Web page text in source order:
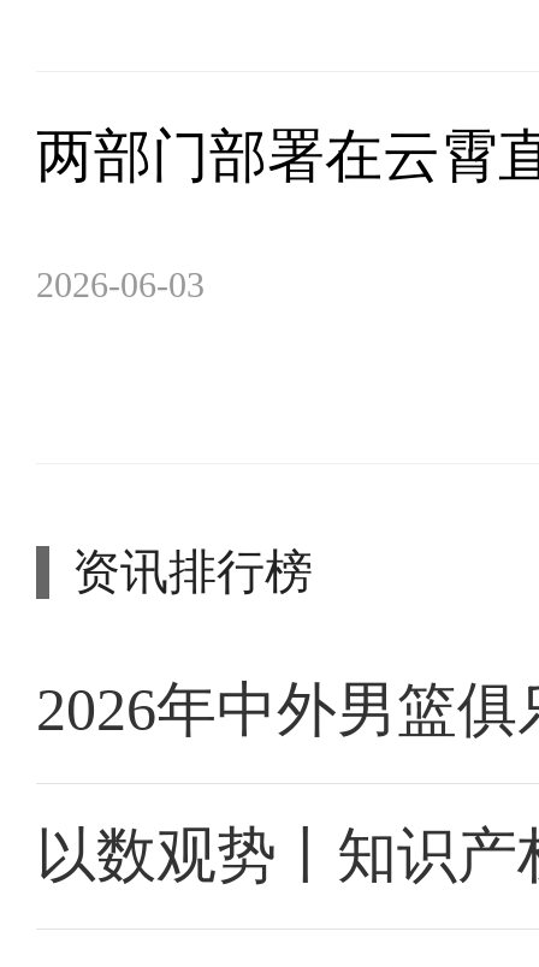
两部门部署在云霄
2026-06-03
资讯排行榜
2026年中外男篮
以数观势丨知识